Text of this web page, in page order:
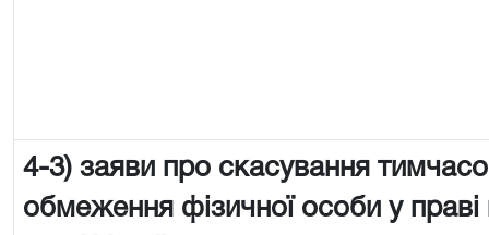
4-3) заяви про скасування
обмеження фізичної особи у праві